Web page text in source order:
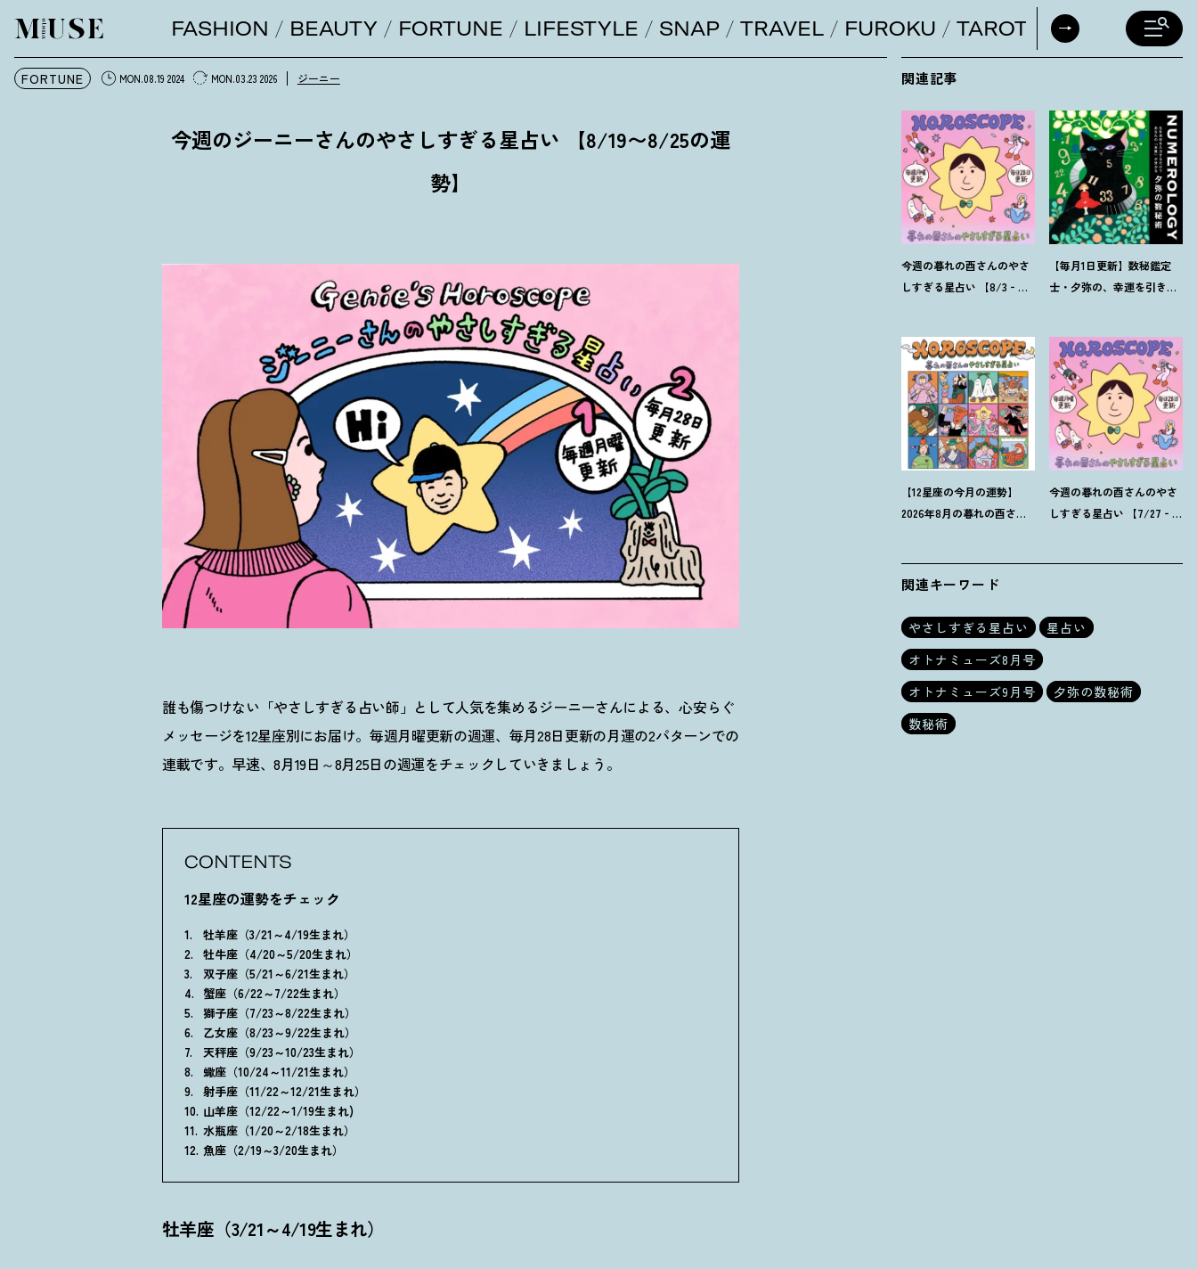
オトナミューズ ウェブFASHION BEAUTY FORTUNE LIFESTYLE SNAP TRAVEL FUROKU TAROT DAILY
FORTUNE MON.08.19 2024 MON.03.23 2026 ジーニー
今週のジーニーさんのやさしすぎる星占い 【8/19〜8/25の運
勢】
誰も傷つけない「やさしすぎる占い師」として人気を集めるジーニーさんによる、心安らぐ
メッセージを12星座別にお届け。毎週月曜更新の週運、毎月28日更新の月運の2パターンでの
連載です。早速、8月19日～8月25日の週運をチェックしていきましょう。
CONTENTS
12星座の運勢をチェック
牡羊座（3/21～4/19生まれ）
牡牛座（4/20～5/20生まれ）
双子座（5/21～6/21生まれ）
蟹座（6/22～7/22生まれ）
獅子座（7/23～8/22生まれ）
乙女座（8/23～9/22生まれ）
天秤座（9/23～10/23生まれ）
蠍座（10/24～11/21生まれ）
射手座（11/22～12/21生まれ）
山羊座（12/22～1/19生まれ)
水瓶座（1/20～2/18生まれ）
魚座（2/19～3/20生まれ）
牡羊座（3/21～4/19生まれ）
関連記事
今週の暮れの酉さんのやさ
しすぎる星占い 【8/3‐
【毎月1日更新】数秘鑑定
士・夕弥の、幸運を引き寄
【12星座の今月の運勢】
2026年8月の暮れの酉さん
今週の暮れの酉さんのやさ
しすぎる星占い 【7/27‐
関連キーワード
やさしすぎる星占い
星占い
オトナミューズ8月号
オトナミューズ9月号
夕弥の数秘術
数秘術